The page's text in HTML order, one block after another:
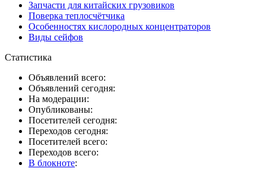
Запчасти для китайских грузовиков
Поверка теплосчётчика
Особенностях кислородных концентраторов
Виды сейфов
Статистика
Объявлений всего:
Объявлений сегодня:
На модерации:
Опубликованы:
Посетителей сегодня:
Переходов сегодня:
Посетителей всего:
Переходов всего:
В блокноте: